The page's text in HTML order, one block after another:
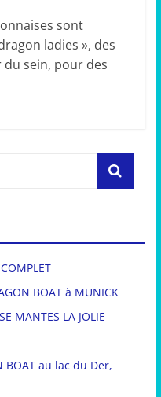
sont
ladies », des
sein, pour des
BOAT à MUNICK
MANTES LA JOLIE
BOAT au lac du Der,